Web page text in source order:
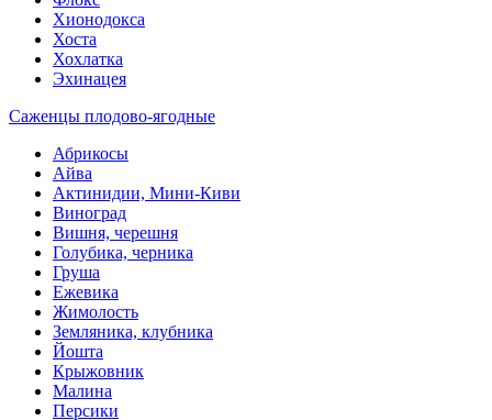
Хионодокса
Хоста
Хохлатка
Эхинацея
Саженцы плодово-ягодные
Абрикосы
Айва
Актинидии, Мини-Киви
Виноград
Вишня, черешня
Голубика, черника
Груша
Ежевика
Жимолость
Земляника, клубника
Йошта
Крыжовник
Малина
Персики